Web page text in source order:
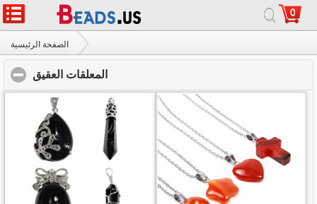
0
الصفحة الرئيسية
المعلقات العقيق
المعلقات العقيق
اتصل بنا |موقع كامل
© 2026 درب التبانة المجوهرات المحدودة. جميع الحقوق محفوظة.